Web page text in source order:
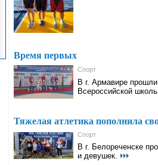
Время первых
Спорт
В г. Армавире
Всероссийской
Тяжелая атлетика пополнила
Спорт
В г. Белореченске
и девушек.